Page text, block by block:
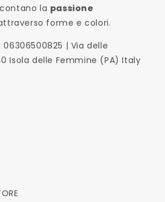
la passione
forme e colori.
06306500825 | Via delle
Isola delle Femmine (PA) Italy